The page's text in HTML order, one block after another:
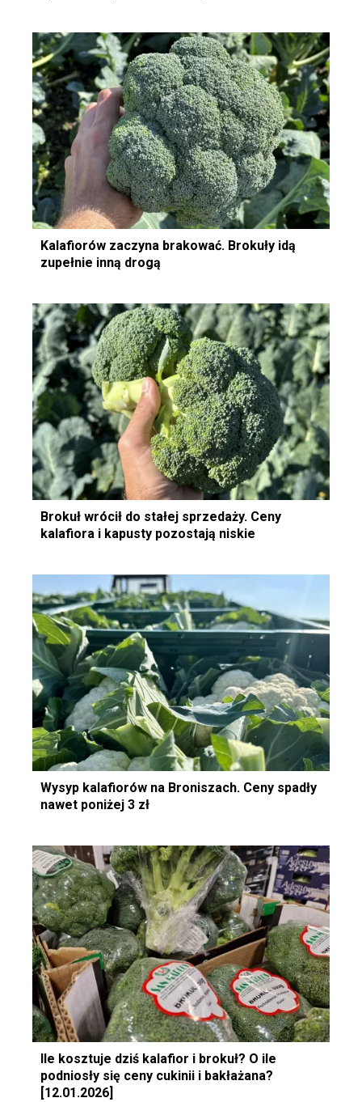
Kalafiorów zaczyna brakować. Brokuły idą
zupełnie inną drogą
Brokuł wrócił do stałej sprzedaży. Ceny
kalafiora i kapusty pozostają niskie
Wysyp kalafiorów na Broniszach. Ceny spadły
nawet poniżej 3 zł
Ile kosztuje dziś kalafior i brokuł? O ile
podniosły się ceny cukinii i bakłażana?
[12.01.2026]